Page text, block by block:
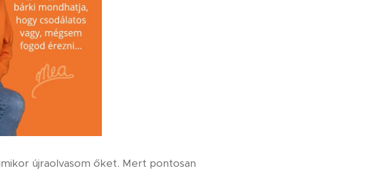
újraolvasom őket. Mert pontosan